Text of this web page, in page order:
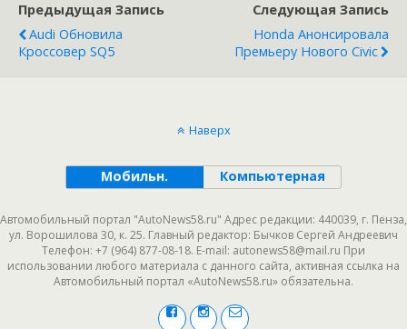
Предыдущая Запись
Audi Обновила
Кроссовер SQ5
Следующая Запись
Honda Анонсировала
Премьеру Нового Civic
Наверх
Мобильн. Компьютерная
Автомобильный портал "AutoNews58.ru" Адрес редакции: 440039, г. Пенза,
ул. Ворошилова 30, к. 25. Главный редактор: Бычков Сергей Андреевич
Телефон: +7 (964) 877-08-18. E-mail: autonews58@mail.ru При
использовании любого материала с данного сайта, активная ссылка на
Автомобильный портал «AutoNews58.ru» обязательна.